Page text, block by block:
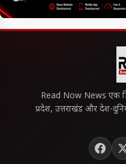
Read Now News एक
प्रदेश, उत्तराखंड और देश-